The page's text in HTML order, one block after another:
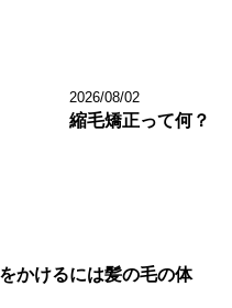
2026/08/02
縮毛矯正って何？
かけるには髪の毛の体